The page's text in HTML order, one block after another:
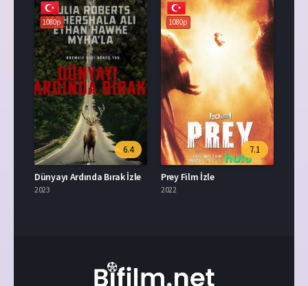
1080p
6.4
Dünyayı Ardında Bırak İzle
2023
1080p
7.1
Prey Film İzle
2022